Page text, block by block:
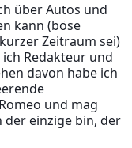
über Autos und
kann (böse
Zeitraum sei)
Redakteur und
davon habe ich
und mag
der einzige bin, der